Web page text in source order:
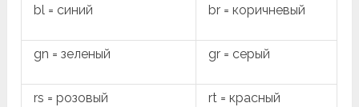
bl = синий br = коричневый
gn = зеленый gr = серый
rs = розовый rt = красный